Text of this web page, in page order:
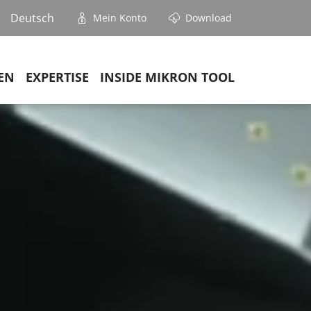
Deutsch Mein Konto Download
EXPERTISE INSIDE MIKRON TOOL